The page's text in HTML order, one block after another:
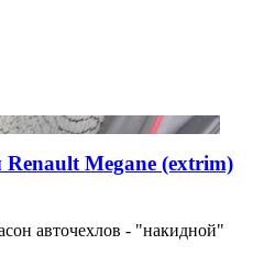
Megane (extrim)
авточехлов - "накидной"